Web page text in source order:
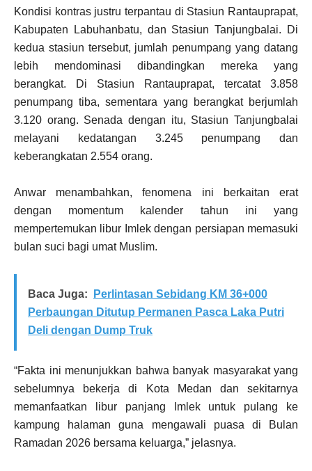
Kondisi kontras justru terpantau di Stasiun Rantauprapat,
Kabupaten Labuhanbatu, dan Stasiun Tanjungbalai. Di
kedua stasiun tersebut, jumlah penumpang yang datang
lebih mendominasi dibandingkan mereka yang
berangkat. Di Stasiun Rantauprapat, tercatat 3.858
penumpang tiba, sementara yang berangkat berjumlah
3.120 orang. Senada dengan itu, Stasiun Tanjungbalai
melayani kedatangan 3.245 penumpang dan
keberangkatan 2.554 orang.
Anwar menambahkan, fenomena ini berkaitan erat
dengan momentum kalender tahun ini yang
mempertemukan libur Imlek dengan persiapan memasuki
bulan suci bagi umat Muslim.
Baca Juga:
Perlintasan Sebidang KM 36+000
Perbaungan Ditutup Permanen Pasca Laka Putri
Deli dengan Dump Truk
“Fakta ini menunjukkan bahwa banyak masyarakat yang
sebelumnya bekerja di Kota Medan dan sekitarnya
memanfaatkan libur panjang Imlek untuk pulang ke
kampung halaman guna mengawali puasa di Bulan
Ramadan 2026 bersama keluarga,” jelasnya.